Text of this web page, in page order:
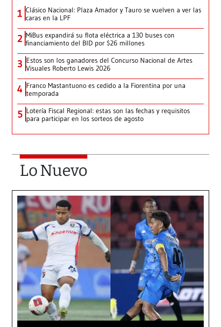
1 Clásico Nacional: Plaza Amador y Tauro se vuelven a ver las
caras en la LPF
2 MiBus expandirá su flota eléctrica a 130 buses con
financiamiento del BID por $26 millones
3 Estos son los ganadores del Concurso Nacional de Artes
Visuales Roberto Lewis 2026
4 Franco Mastantuono es cedido a la Fiorentina por una
temporada
5 Lotería Fiscal Regional: estas son las fechas y requisitos
para participar en los sorteos de agosto
Lo Nuevo